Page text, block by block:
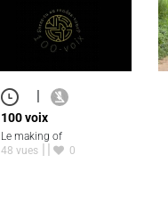
|
100 voix
Le making of
48 vues
0